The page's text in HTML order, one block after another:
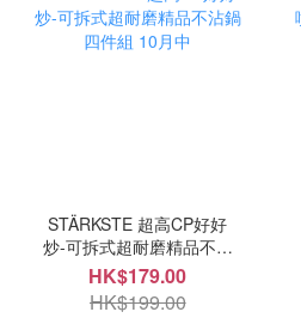
STÄRKSTE 超高CP好好
炒-可拆式超耐磨精品不沾
鍋四件組 10月中
HK$179.00
HK$199.00